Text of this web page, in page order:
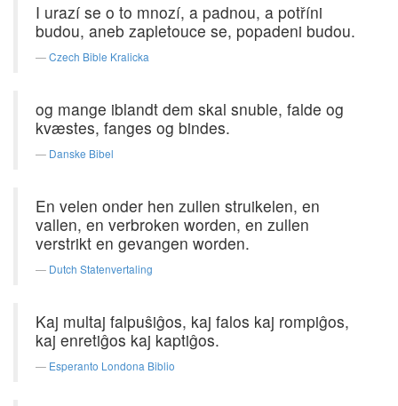
I urazí se o to mnozí, a padnou, a potříni
budou, aneb zapletouce se, popadeni budou.
Czech Bible Kralicka
og mange iblandt dem skal snuble, falde og
kvæstes, fanges og bindes.
Danske Bibel
En velen onder hen zullen struikelen, en
vallen, en verbroken worden, en zullen
verstrikt en gevangen worden.
Dutch Statenvertaling
Kaj multaj falpuŝiĝos, kaj falos kaj rompiĝos,
kaj enretiĝos kaj kaptiĝos.
Esperanto Londona Biblio